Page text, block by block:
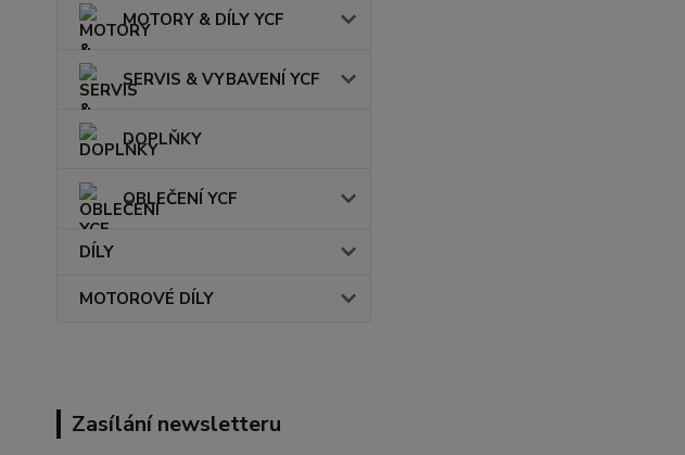
MOTORY & DÍLY YCF
SERVIS & VYBAVENÍ YCF
DOPLŇKY
OBLEČENÍ YCF
DÍLY
MOTOROVÉ DÍLY
Zasílání newsletteru